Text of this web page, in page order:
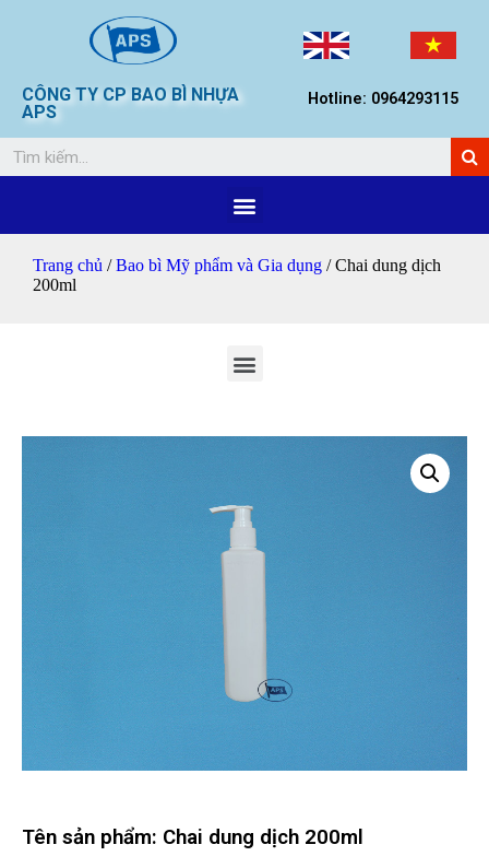
CÔNG TY CP BAO BÌ NHỰA
APS
Hotline: 0964293115
Trang chủ /Bao bì Mỹ phẩm và Gia dụng / Chai dung dịch
200ml
Tên sản phẩm: Chai dung dịch 200ml